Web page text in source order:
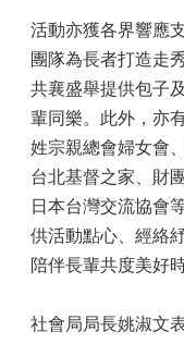
活動亦獲各界響應
團隊為長者打造走
共襄盛舉提供包子
輩同樂。此外，亦
姓宗親總會婦女會
台北基督之家、財
日本台灣交流協會
供活動點心、經絡
陪伴長輩共度美好
社會局局長姚淑文